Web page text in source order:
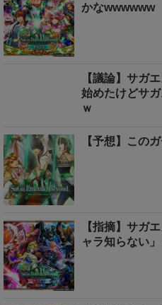
かなwwwwww
【議論】サガ
始めたけどサ
ｗ
【予想】この
【指摘】サガ
ャラ知らない